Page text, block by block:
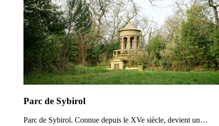
Parc de Sybirol
Parc de Sybirol. Connue depuis le XVe siècle, devient un…